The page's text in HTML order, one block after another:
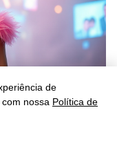
de
nossa Política de
de Rosa?